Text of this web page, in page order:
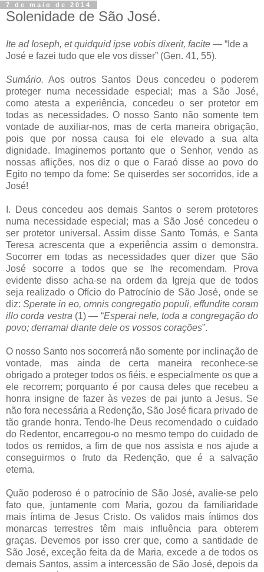
7 de maio de 2014
Solenidade de São José.
Ite ad Ioseph, et quidquid ipse vobis dixerit, facite — “Ide a
José e fazei tudo que ele vos disser” (Gen. 41, 55).
Sumário. Aos outros Santos Deus concedeu o poderem
proteger numa necessidade especial; mas a São José,
como atesta a experiência, concedeu o ser protetor em
todas as necessidades. O nosso Santo não somente tem
vontade de auxiliar-nos, mas de certa maneira obrigação,
pois que por nossa causa foi ele elevado a sua alta
dignidade. Imaginemos portanto que o Senhor, vendo as
nossas aflições, nos diz o que o Faraó disse ao povo do
Egito no tempo da fome: Se quiserdes ser socorridos, ide a
José!
I. Deus concedeu aos demais Santos o serem protetores
numa necessidade especial; mas a São José concedeu o
ser protetor universal. Assim disse Santo Tomás, e Santa
Teresa acrescenta que a experiência assim o demonstra.
Socorrer em todas as necessidades quer dizer que São
José socorre a todos que se lhe recomendam. Prova
evidente disso acha-se na ordem da Igreja que de todos
seja realizado o Ofício do Patrocínio de São José, onde se
diz: Sperate in eo, omnis congregatio populi, effundite coram
illo corda vestra(1) — “Esperai nele, toda a congregação do
povo; derramai diante dele os vossos corações”.
O nosso Santo nos socorrerá não somente por inclinação de
vontade, mas ainda de certa maneira reconhece-se
obrigado a proteger todos os fiéis, e especialmente os que a
ele recorrem; porquanto é por causa deles que recebeu a
honra insigne de fazer às vezes de pai junto a Jesus. Se
não fora necessária a Redenção, São José ficara privado de
tão grande honra. Tendo-lhe Deus recomendado o cuidado
do Redentor, encarregou-o no mesmo tempo do cuidado de
todos os remidos, a fim de que nos assista e nos ajude a
conseguirmos o fruto da Redenção, que é a salvação
eterna.
Quão poderoso é o patrocínio de São José, avalie-se pelo
fato que, juntamente com Maria, gozou da familiaridade
mais íntima de Jesus Cristo. Os validos mais íntimos dos
monarcas terrestres têm mais influência para obterem
graças. Devemos por isso crer que, como a santidade de
São José, exceção feita da de Maria, excede a de todos os
demais Santos, assim a intercessão de São José, depois da